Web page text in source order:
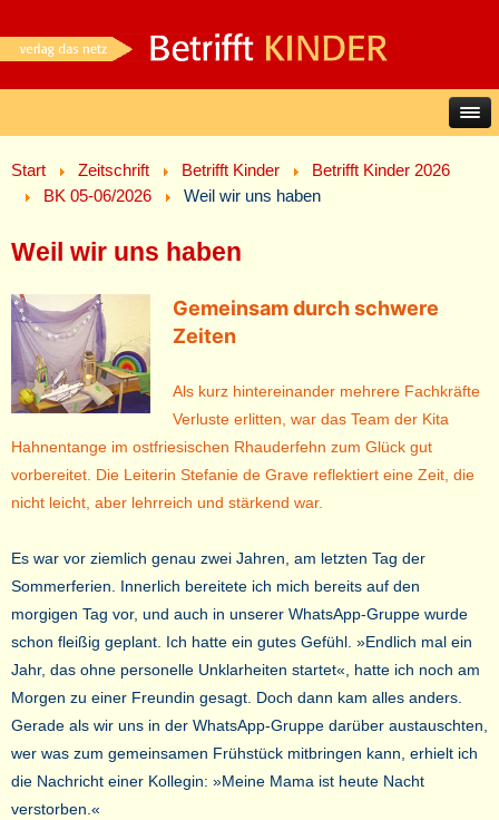
Start Zeitschrift Betrifft Kinder
Betrifft Kinder 2026
BK 05-06/2026
Weil wir uns haben
Weil wir uns haben
Gemeinsam durch schwere
Zeiten
Als kurz hintereinander mehrere Fachkräfte
Verluste erlitten, war das Team der Kita
Hahnentange im ostfriesischen Rhauderfehn zum Glück gut
vorbereitet. Die Leiterin Stefanie de Grave reflektiert eine Zeit, die
nicht leicht, aber lehrreich und stärkend war.
Es war vor ziemlich genau zwei Jahren, am letzten Tag der
Sommerferien. Innerlich bereitete ich mich bereits auf den
morgigen Tag vor, und auch in unserer WhatsApp-Gruppe wurde
schon fleißig geplant. Ich hatte ein gutes Gefühl. »Endlich mal ein
Jahr, das ohne personelle Unklarheiten startet«, hatte ich noch am
Morgen zu einer Freundin gesagt. Doch dann kam alles anders.
Gerade als wir uns in der WhatsApp-Gruppe darüber austauschten,
wer was zum gemeinsamen Frühstück mitbringen kann, erhielt ich
die Nachricht einer Kollegin: »Meine Mama ist heute Nacht
verstorben.«